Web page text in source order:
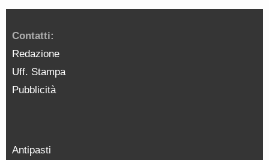
Contatti:
Redazione
Uff. Stampa
Pubblicità
Antipasti